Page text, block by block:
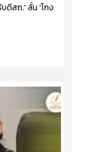
ดีสถ.' ลั่น 'โกง